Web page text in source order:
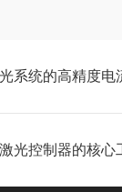
光控制器的核心